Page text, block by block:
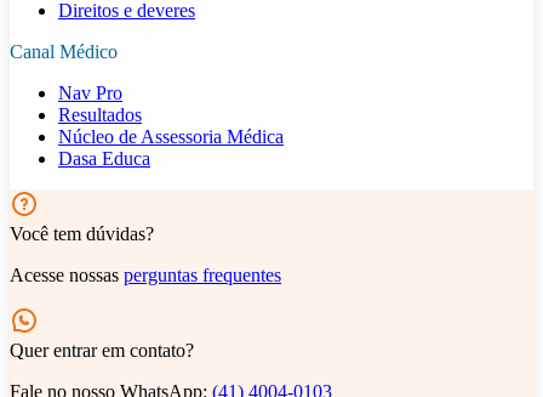
Direitos e deveres
Canal Médico
Nav Pro
Resultados
Núcleo de Assessoria Médica
Dasa Educa
Você tem dúvidas?
Acesse nossas perguntas frequentes
Quer entrar em contato?
Fale no nosso WhatsApp: (41) 4004-0103